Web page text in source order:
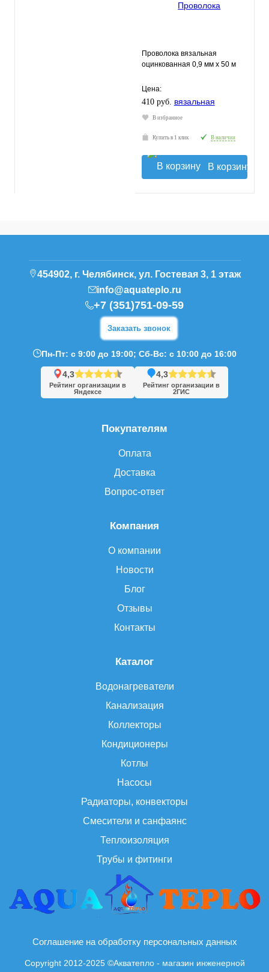
Проволока вязальная
оцинкованная 0,9 мм x 50 м
Цена:
410 руб.
В избранное
Купить в 1 клик В наличии
В корзину
Каталог
Водонагреватели
Канализация
Коллекторы
Кондиционеры
Котлы
Насосы
Радиаторы, конвекторы
Смесители и санфаянс
Теплоизоляция
Трубы и фитинги
Компания
О компании
Новости
Блог
Отзывы
Контакты
Покупателям
Оплата
Доставка
Вопрос-ответ
454902, г. Челябинск, ул. Гостевая 3, 1 этаж
info@aquateplo.ru
+7 (351)751-09-59
Заказать звонок
Пн-Пт: с 9:00 до 19:00; Сб-Вс: с 10:00 до 16:00
4,3
Рейтинг организации в
Яндексе
4,3
Рейтинг организации в
2ГИС
Соглашение на обработку персональных данных
Copyright 2012-2025 ©Акватепло - магазин инженерной